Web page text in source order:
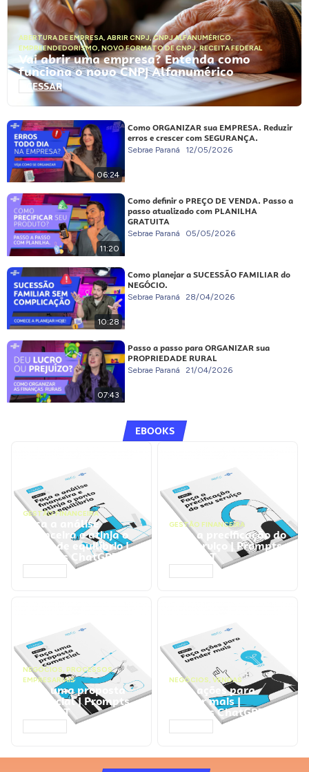
ABERTURA DE EMPRESA, ABRIR CNPJ,CNPJ ALFANUMÉRICO,
EMPREENDEDORISMO, NOVO FORMATO DE CNPJ,RECEITA FEDERAL
Vai abrir uma empresa? Entenda como
funciona o novo CNPJ Alfanumérico
ACESSAR
06:24
Como ORGANIZAR sua EMPRESA. Reduzir
erros e crescer com SEGURANÇA.
Sebrae Paraná 12/05/2026
11:20
Como definir o PREÇO DE VENDA. Passo a
passo atualizado com PLANILHA
GRATUITA
Sebrae Paraná 05/05/2026
10:28
Como planejar a SUCESSÃO FAMILIAR do
NEGÓCIO.
Sebrae Paraná 28/04/2026
07:43
Passo a passo para ORGANIZAR sua
PROPRIEDADE RURAL
Sebrae Paraná 21/04/2026
EBOOKS
GESTÃO FINANCEIRA
Faça a análise
financeira e atinja o
ponto de equilíbrio |
Prompts ChatGPT
GESTÃO FINANCEIRA
Faça a precificação do
seu serviço | Prompts
ChatGPT
NEGÓCIOS, PROCESSOS
EMPRESARIAIS
Faça uma proposta
comercial | Prompts
ChatGPT
NEGÓCIOS, VENDAS
Faça ações para
vender mais |
Prompts ChatGPT